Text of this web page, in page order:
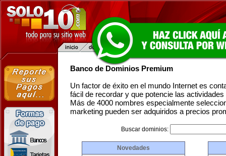
Banco de Dominios Premium
Un factor de éxito en el mundo Internet es
fácil de recordar y que potencie las
Más de 4000 nombres especialmente
marketing pueden ser adquiridos a precios
Buscar dominios:
Novedades